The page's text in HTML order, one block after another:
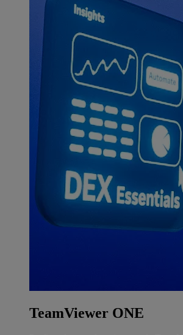
TeamViewer ONE